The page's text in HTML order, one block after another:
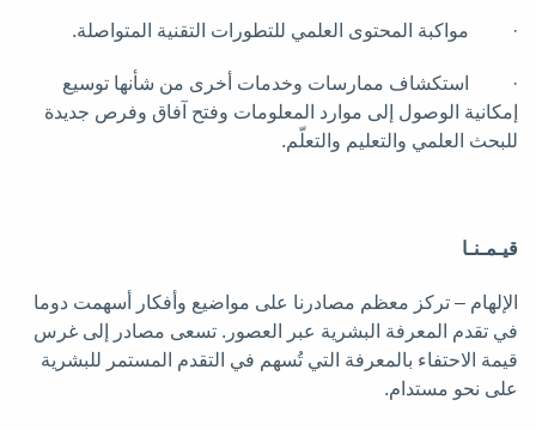
· مواكبة المحتوى العلمي للتطورات التقنية المتواصلة.
· استكشاف ممارسات وخدمات أخرى من شأنها توسيع
إمكانية الوصول إلى موارد المعلومات وفتح آفاق وفرص جديدة
للبحث العلمي والتعليم والتعلّم.
قيـمـنـا
الإلهام – تركز معظم مصادرنا على مواضيع وأفكار أسهمت دوما
في تقدم المعرفة البشرية عبر العصور. تسعى مصادر إلى غرس
قيمة الاحتفاء بالمعرفة التي تُسهم في التقدم المستمر للبشرية
على نحو مستدام.